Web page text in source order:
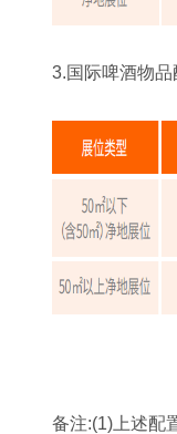
3.国际啤酒物品
备注:(1)上述配